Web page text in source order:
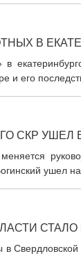
В
и его
СКР УШЕЛ
ушел
в